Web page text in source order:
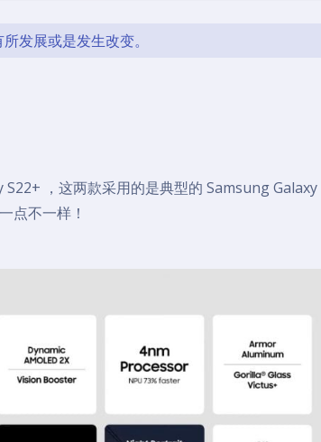
发展或是发生改变。
，这两款采用的是典型的 Samsung Galaxy
点不一样！